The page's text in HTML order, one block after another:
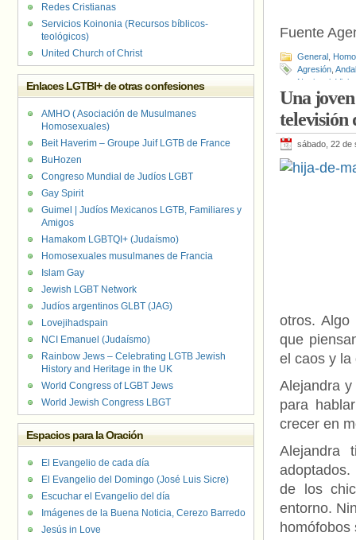
Fuente
General
Agresión
Nacional
Una
televisión
sábado, 22 de
otros. Algo
que
el caos y la
Alejandra
para
crecer en
Alejandra
adoptados.
de los
entorno.
homófobos
Redes Cristianas
Servicios Koinonia (Recursos bíblicos-
teológicos)
United Church of Christ
Enlaces LGTBI+ de otras confesiones
AMHO ( Asociación de Musulmanes
Homosexuales)
Beit Haverim – Groupe Juif LGTB de France
BuHozen
Congreso Mundial de Judíos LGBT
Gay Spirit
Guimel | Judíos Mexicanos LGTB, Familiares y
Amigos
Hamakom LGBTQI+ (Judaísmo)
Homosexuales musulmanes de Francia
Islam Gay
Jewish LGBT Network
Judíos argentinos GLBT (JAG)
Lovejihadspain
NCI Emanuel (Judaísmo)
Rainbow Jews – Celebrating LGTB Jewish
History and Heritage in the UK
World Congress of LGBT Jews
World Jewish Congress LBGT
Espacios para la Oración
El Evangelio de cada día
El Evangelio del Domingo (José Luis Sicre)
Escuchar el Evangelio del día
Imágenes de la Buena Noticia, Cerezo Barredo
Jesús in Love